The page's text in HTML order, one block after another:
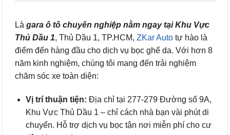
Là gara ô tô chuyên nghiệp nằm ngay tại Khu Vực
Thủ Dầu 1, Thủ Dầu 1, TP.HCM, ZKar Auto tự hào là
điểm đến hàng đầu cho dịch vụ bọc ghế da. Với hơn 8
năm kinh nghiệm, chúng tôi mang đến trải nghiệm
chăm sóc xe toàn diện:
Vị trí thuận tiện: Địa chỉ tại 277-279 Đường số 9A,
Khu Vực Thủ Dầu 1 – chỉ cách nhà bạn vài phút di
chuyển. Hỗ trợ dịch vụ bọc tận nơi miễn phí cho cư